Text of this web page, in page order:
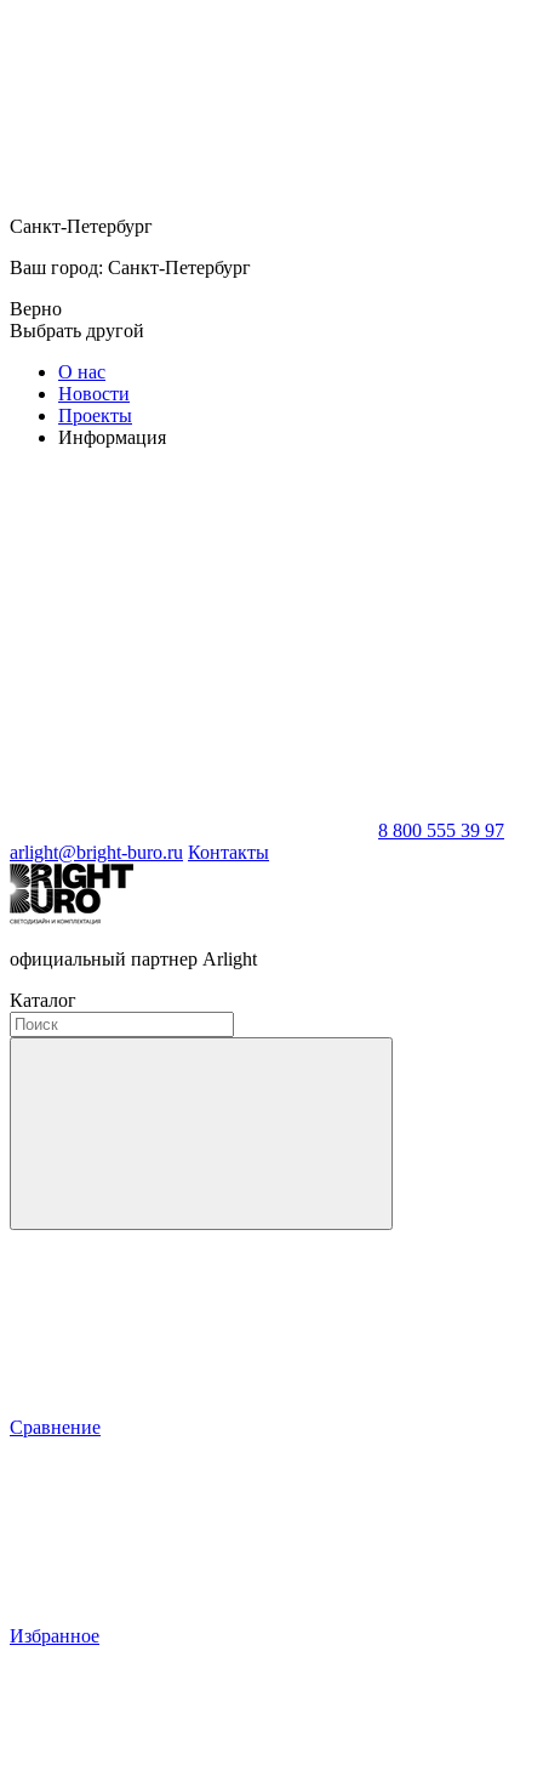
Санкт-Петербург
Ваш город: Санкт-Петербург
Верно
Выбрать другой
О нас
Новости
Проекты
Информация
8 800 555 39 97
arlight@bright-buro.ru Контакты
официальный партнер Arlight
Каталог
Сравнение
Избранное